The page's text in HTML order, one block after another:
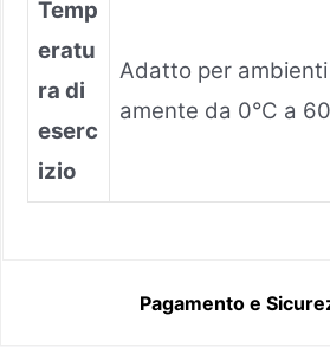
Temp
eratu
ra di
eserc
izio
Adatto per
amente da 0°C a
Pagamento e